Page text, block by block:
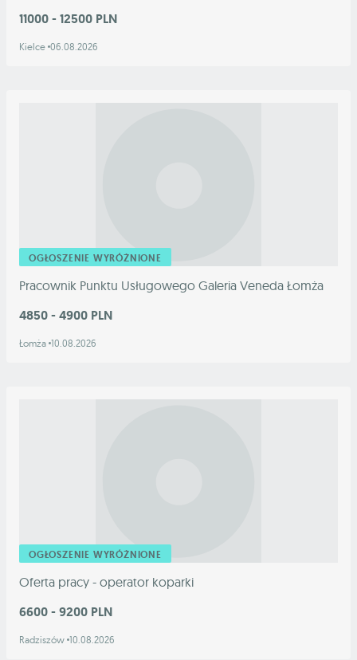
11000 - 12500 PLN
Kielce 06.08.2026
OGŁOSZENIE WYRÓŻNIONE
Pracownik Punktu Usługowego Galeria Veneda Łomża
4850 - 4900 PLN
Łomża 10.08.2026
OGŁOSZENIE WYRÓŻNIONE
Oferta pracy - operator koparki
6600 - 9200 PLN
Radziszów 10.08.2026